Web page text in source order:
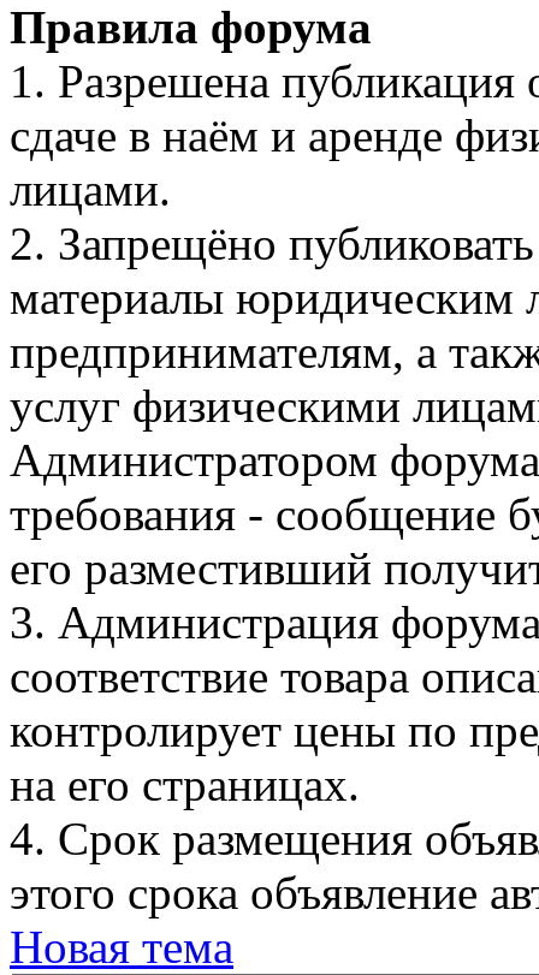
Правила форума
1. Разрешена публикация
сдаче в наём и аренде
лицами.
2. Запрещёно
материалы юридическим
предпринимателям, а
услуг физическими
Администратором
требования - сообщение
его разместивший
3. Администрация форума
соответствие товара
контролирует цены по
на его страницах.
4. Срок размещения
этого срока объявление
Новая тема